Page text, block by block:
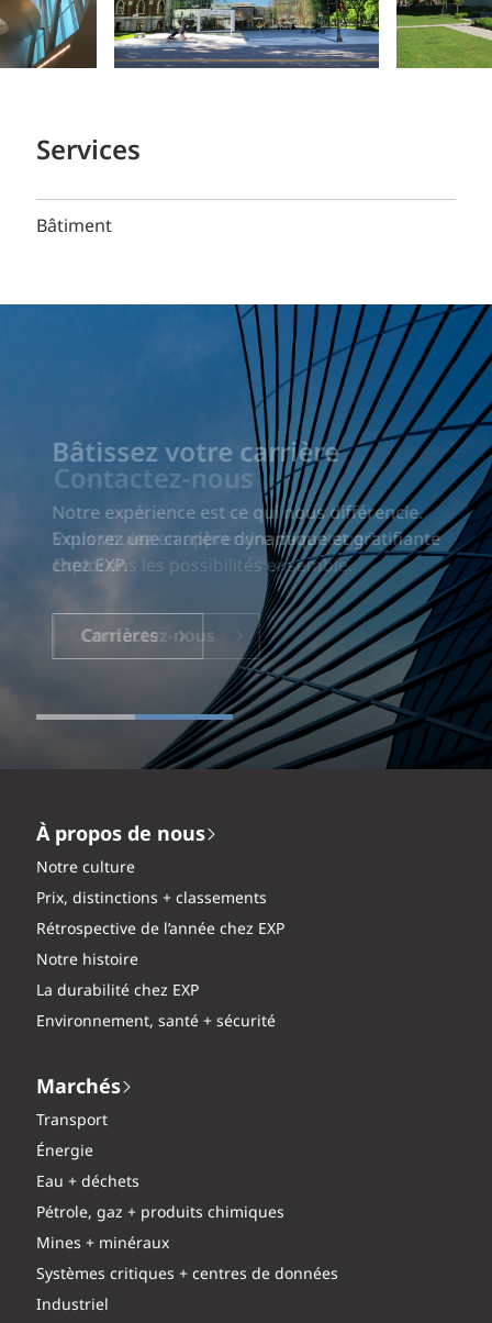
Services
Bâtiment
Bâtissez votre carrière
Notre expérience est ce qui nous différencie.
Explorez une carrière dynamique et gratifiante
chez EXP.
Carrières
À propos de nous
Notre culture
Prix, distinctions + classements
Rétrospective de l’année chez EXP
Notre histoire
La durabilité chez EXP
Environnement, santé + sécurité
Marchés
Transport
Énergie
Eau + déchets
Pétrole, gaz + produits chimiques
Mines + minéraux
Systèmes critiques + centres de données
Industriel